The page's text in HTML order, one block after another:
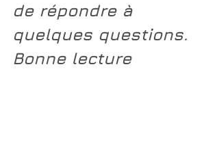
de répondre à
quelques questions.
Bonne lecture